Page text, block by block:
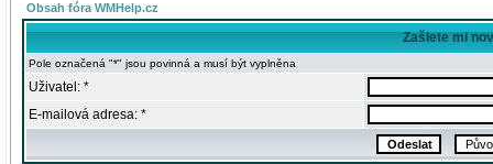
Obsah fóra WMHelp.cz
Zašlete mi
Pole označená "*" jsou povinná a musí být vyplněna
Uživatel: *
E-mailová adresa: *